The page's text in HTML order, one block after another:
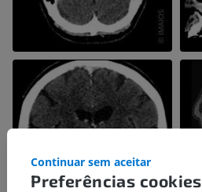
Preferências cookies
Continuar sem aceitar